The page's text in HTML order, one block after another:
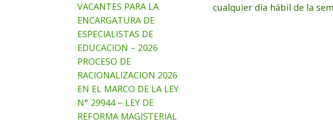
cualquier día hábil de la
VACANTES PARA LA
ENCARGATURA DE
ESPECIALISTAS DE
EDUCACION – 2026
PROCESO DE
RACIONALIZACION 2026
EN EL MARCO DE LA LEY
N° 29944 – LEY DE
REFORMA MAGISTERIAL